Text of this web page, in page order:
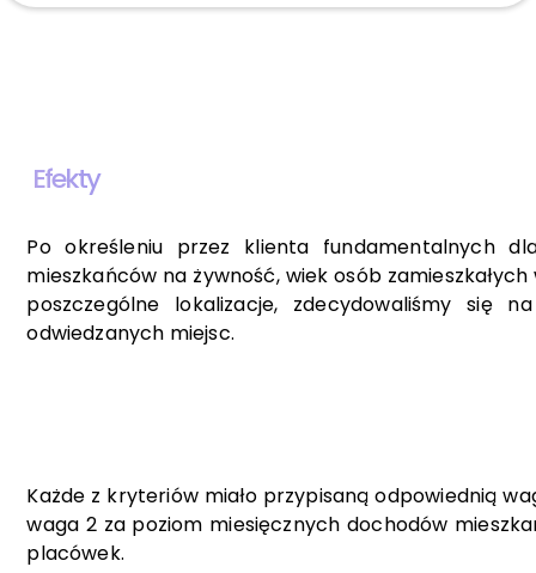
Efekty
Po określeniu przez klienta fundamentalnych
mieszkańców na żywność, wiek osób
poszczególne lokalizacje, zdecydowaliśmy się
odwiedzanych miejsc.
Każde z kryteriów miało przypisaną odpowiednią
waga 2 za poziom miesięcznych dochodów
placówek.